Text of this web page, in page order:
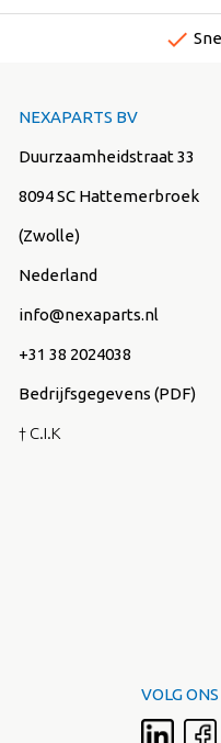
done
NEXAPARTS BV
Duurzaamheidstraat 33
8094 SC Hattemerbroek
(Zwolle)
Nederland
info@nexaparts.nl
+31 38 2024038
Bedrijfsgegevens (PDF)
† C.I.K
VOLG ONS